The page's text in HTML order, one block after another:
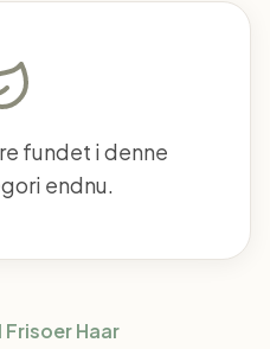
fundet i denne
endnu.
Frisoer Haar